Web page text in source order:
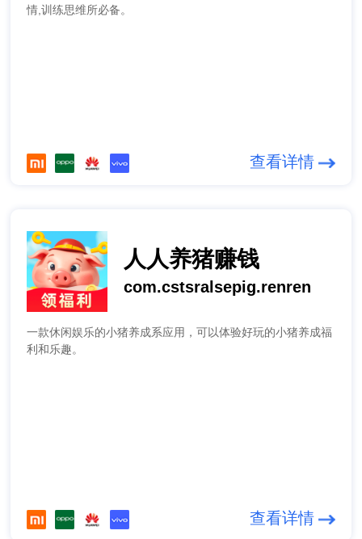
情,训练思维所必备。
查看详情
人人养猪赚钱
com.cstsralsepig.renren
一款休闲娱乐的小猪养成系应用，可以体验好玩的小猪养成福
利和乐趣。
查看详情